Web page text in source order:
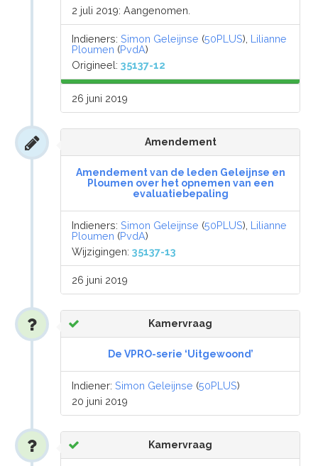
2 juli 2019: Aangenomen.
Indieners:Simon Geleijnse (50PLUS), Lilianne
Ploumen (PvdA)
Origineel:35137-12
26 juni 2019
Amendement
Amendement van de leden Geleijnse en
Ploumen over het opnemen van een
evaluatiebepaling
Indieners:Simon Geleijnse (50PLUS), Lilianne
Ploumen (PvdA)
Wijzigingen:35137-13
26 juni 2019
Kamervraag
De VPRO-serie ‘Uitgewoond’
Indiener:Simon Geleijnse (50PLUS)
20 juni 2019
Kamervraag